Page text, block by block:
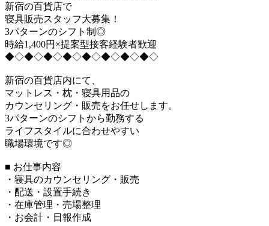
新宿の百貨店で
寝具販売スタッフ大募集！
3パターンのシフト制◎
時給1,400円×提案型接客経験者歓迎
◆◇◆◇◆◇◆◇◆◇◆◇◆◇◆◇
新宿の百貨店内にて、
マットレス・枕・寝具用品の
カウンセリング・販売をお任せします。
3パターンのシフトから勤務する
ライフスタイルに合わせやすい
職場環境です◎
■ お仕事内容
・寝具のカウンセリング・販売
・配送・設置手続き
・在庫管理・売場整理
・お会計・日報作成